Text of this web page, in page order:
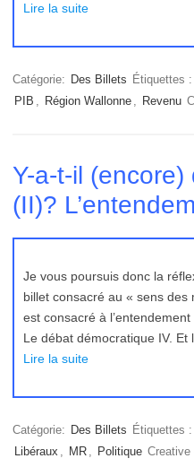
Lire la suite
Catégorie: Des Billets Étiquettes :
PIB , Région Wallonne , Revenu
Y-a-t-il
(II)?
Je vous poursuis donc la
billet consacré au « sens des
est consacré à
Le débat démocratique IV. Et
Lire la suite
Catégorie: Des Billets Étiquettes :
Libéraux , MR , Politique Creative